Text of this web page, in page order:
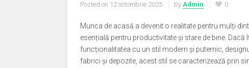
Posted on 12 octombrie 2025 by Admin 0
Munca de acasă a devenit o realitate pentru mulți
esențială pentru productivitate și stare de bine.
funcționalitatea cu un stil modern și puternic,
fabrici și depozite, acest stil se caracterizează prin